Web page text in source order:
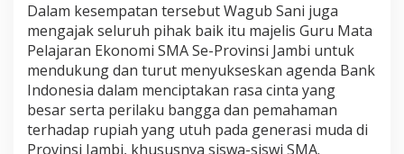
a
U
t
u
h
Dalam kesempatan tersebut Wagub Sani juga
mengajak seluruh pihak baik itu majelis Guru Mata
Pelajaran Ekonomi SMA Se-Provinsi Jambi untuk
mendukung dan turut menyukseskan agenda Bank
Indonesia dalam menciptakan rasa cinta yang
besar serta perilaku bangga dan pemahaman
terhadap rupiah yang utuh pada generasi muda di
Provinsi Jambi, khususnya siswa-siswi SMA.